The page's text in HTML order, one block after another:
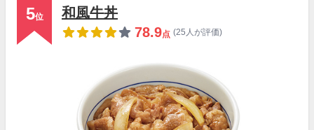
5位
和風牛丼
78.9点 (25人が評価)